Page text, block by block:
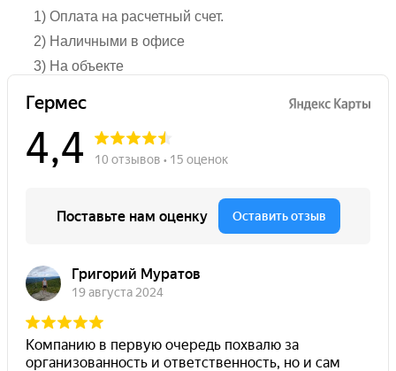
1) Оплата на расчетный счет.
2) Наличными в офисе
3) На объекте